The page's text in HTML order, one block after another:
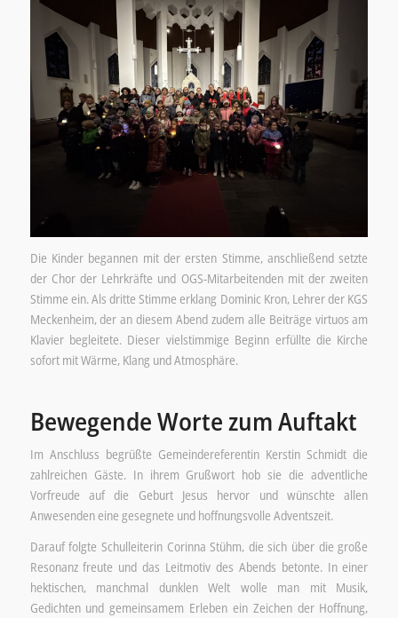
Die Kinder begannen mit der ersten Stimme, anschließend setzte
der Chor der Lehrkräfte und OGS-Mitarbeitenden mit der zweiten
Stimme ein. Als dritte Stimme erklang Dominic Kron, Lehrer der KGS
Meckenheim, der an diesem Abend zudem alle Beiträge virtuos am
Klavier begleitete. Dieser vielstimmige Beginn erfüllte die Kirche
sofort mit Wärme, Klang und Atmosphäre.
Bewegende Worte zum Auftakt
Im Anschluss begrüßte Gemeindereferentin Kerstin Schmidt die
zahlreichen Gäste. In ihrem Grußwort hob sie die adventliche
Vorfreude auf die Geburt Jesus hervor und wünschte allen
Anwesenden eine gesegnete und hoffnungsvolle Adventszeit.
Darauf folgte Schulleiterin Corinna Stühm, die sich über die große
Resonanz freute und das Leitmotiv des Abends betonte. In einer
hektischen, manchmal dunklen Welt wolle man mit Musik,
Gedichten und gemeinsamem Erleben ein Zeichen der Hoffnung,